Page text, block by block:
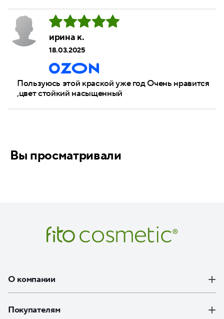
ирина к.
18.03.2025
Пользуюсь этой краской уже год Очень нравится
,цвет стойкий насыщенный
Вы просматривали
О компании
Покупателям